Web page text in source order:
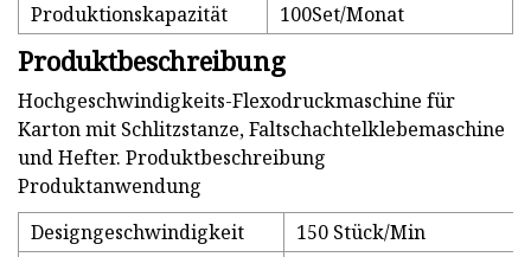
Produktionskapazität
100Set/Monat
Produktbeschreibung
Hochgeschwindigkeits-Flexodruckmaschine für
Karton mit Schlitzstanze, Faltschachtelklebemaschine
und Hefter. Produktbeschreibung
Produktanwendung
Designgeschwindigkeit
150 Stück/Min